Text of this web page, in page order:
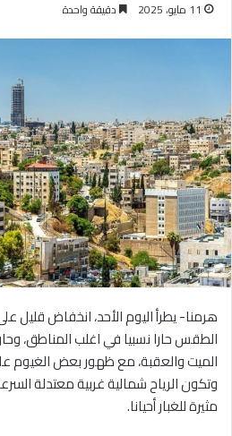
11 مايو، 2025 دقيقة واحدة
هرمنا- يطرأ اليوم الأحد، انخفاض قليل
الطقس حارا نسبيا في اغلب المناطق،
الميت والعقبة، مع ظهور بعض الغيوم
وتكون الرياح شمالية غربية معتدلة
مثيرة للغبار أحيانا.